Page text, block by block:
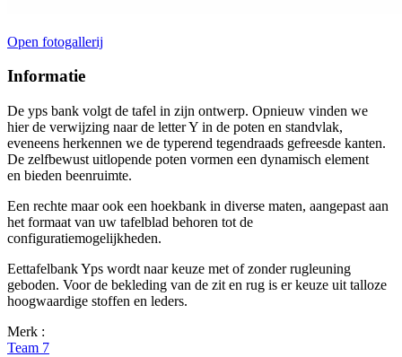
Open fotogallerij
Informatie
De yps bank volgt de tafel in zijn ontwerp. Opnieuw vinden we
hier de verwijzing naar de letter Y in de poten en standvlak,
eveneens herkennen we de typerend tegendraads gefreesde kanten.
De zelfbewust uitlopende poten vormen een dynamisch element
en bieden beenruimte.
Een rechte maar ook een hoekbank in diverse maten, aangepast aan
het formaat van uw tafelblad behoren tot de
configuratiemogelijkheden.
Eettafelbank Yps wordt naar keuze met of zonder rugleuning
geboden. Voor de bekleding van de zit en rug is er keuze uit talloze
hoogwaardige stoffen en leders.
Merk :
Team 7